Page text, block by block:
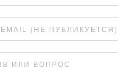
(НЕ ПУБЛИКУЕТСЯ)
ИЛИ ВОПРОС